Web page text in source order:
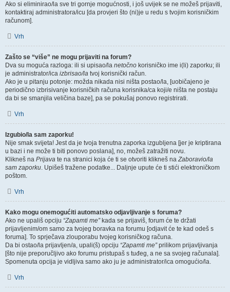
Ako si eliminirao/la sve tri gornje mogućnosti, i još uvijek se ne možeš prijaviti,
kontaktiraj administratora/icu [da provjeri što (ni)je u redu s tvojim korisničkim
računom].
Vrh
Zašto se “više” ne mogu prijaviti na forum?
Dva su moguća razloga: ili si upisao/la netočno korisničko ime i(li) zaporku; ili
je administrator/ica izbrisao/la tvoj korisnički račun.
Ako je u pitanju potonje: možda nikada nisi ništa postao/la, [uobičajeno je
periodično izbrisivanje korisničkih računa korisnika/ca koji/e ništa ne postaju
da bi se smanjila veličina baze], pa se pokušaj ponovo registrirati.
Vrh
Izgubio/la sam zaporku!
Nije smak svijeta! Jest da je tvoja trenutna zaporka izgubljena [jer je kriptirana
u bazi i ne može ti biti ponovo poslana], no, možeš zatražiti novu.
Klikneš na Prijava te na stranici koja će ti se otvoriti klikneš naZaboravio/la
sam zaporku. Upišeš tražene podatke... Daljnje upute će ti stići elektroničkom
poštom.
Vrh
Kako mogu onemogućiti automatsko odjavljivanje s foruma?
Ako ne upališ opciju “Zapamti me”kada se prijaviš, forum će te držati
prijavljenim/om samo za tvojeg boravka na forumu [odjavit će te kad odeš s
foruma]. To sprječava zlouporabu tvojeg korisničkog računa.
Da bi ostao/la prijavljen/a, upali(š) opciju “Zapamti me”prilikom prijavljivanja
[što nije preporučljivo ako forumu pristupaš s tuđeg, a ne sa svojeg računala].
Spomenuta opcija je vidljiva samo ako ju je administrator/ica omogućio/la.
Vrh